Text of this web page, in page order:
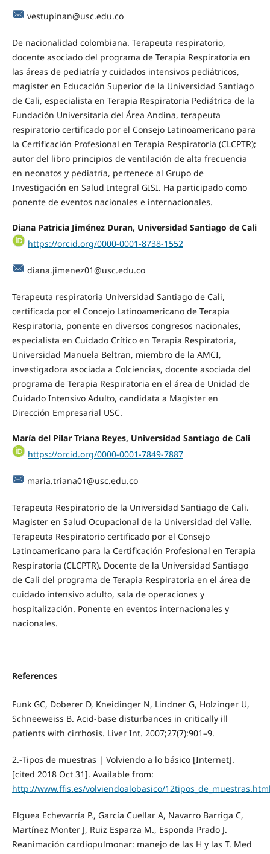
vestupinan@usc.edu.co
De nacionalidad colombiana. Terapeuta respiratorio,
docente asociado del programa de Terapia Respiratoria en
las áreas de pediatría y cuidados intensivos pediátricos,
magister en Educación Superior de la Universidad Santiago
de Cali, especialista en Terapia Respiratoria Pediátrica de la
Fundación Universitaria del Área Andina, terapeuta
respiratorio certificado por el Consejo Latinoamericano para
la Certificación Profesional en Terapia Respiratoria (CLCPTR);
autor del libro principios de ventilación de alta frecuencia
en neonatos y pediatría, pertenece al Grupo de
Investigación en Salud Integral GISI. Ha participado como
ponente de eventos nacionales e internacionales.
Diana Patricia Jiménez Duran, Universidad Santiago de Cali
https://orcid.org/0000-0001-8738-1552
diana.jimenez01@usc.edu.co
Terapeuta respiratoria Universidad Santiago de Cali,
certificada por el Concejo Latinoamericano de Terapia
Respiratoria, ponente en diversos congresos nacionales,
especialista en Cuidado Crítico en Terapia Respiratoria,
Universidad Manuela Beltran, miembro de la AMCI,
investigadora asociada a Colciencias, docente asociada del
programa de Terapia Respiratoria en el área de Unidad de
Cuidado Intensivo Adulto, candidata a Magíster en
Dirección Empresarial USC.
María del Pilar Triana Reyes, Universidad Santiago de Cali
https://orcid.org/0000-0001-7849-7887
maria.triana01@usc.edu.co
Terapeuta Respiratorio de la Universidad Santiago de Cali.
Magister en Salud Ocupacional de la Universidad del Valle.
Terapeuta Respiratorio certificado por el Consejo
Latinoamericano para la Certificación Profesional en Terapia
Respiratoria (CLCPTR). Docente de la Universidad Santiago
de Cali del programa de Terapia Respiratoria en el área de
cuidado intensivo adulto, sala de operaciones y
hospitalización. Ponente en eventos internacionales y
nacionales.
References
Funk GC, Doberer D, Kneidinger N, Lindner G, Holzinger U,
Schneeweiss B. Acid-base disturbances in critically ill
patients with cirrhosis. Liver Int. 2007;27(7):901–9.
2.-Tipos de muestras | Volviendo a lo básico [Internet].
[cited 2018 Oct 31]. Available from:
http://www.ffis.es/volviendoalobasico/
Elguea Echevarría P., García Cuellar A, Navarro Barriga C,
Martínez Monter J, Ruiz Esparza M., Esponda Prado J.
Reanimación cardiopulmonar: manejo de las H y las T. Med